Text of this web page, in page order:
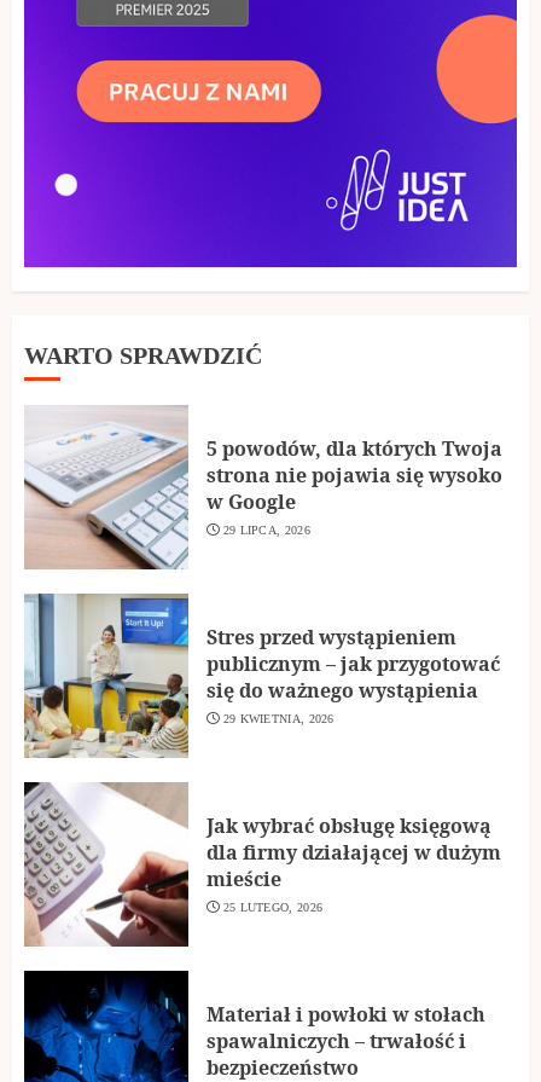
WARTO SPRAWDZIĆ
5 powodów, dla których Twoja
strona nie pojawia się wysoko
w Google
29 LIPCA, 2026
Stres przed wystąpieniem
publicznym – jak przygotować
się do ważnego wystąpienia
29 KWIETNIA, 2026
Jak wybrać obsługę księgową
dla firmy działającej w dużym
mieście
25 LUTEGO, 2026
Materiał i powłoki w stołach
spawalniczych – trwałość i
bezpieczeństwo